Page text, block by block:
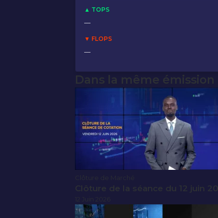
▲ TOPS
—
▼ FLOPS
—
Dans la même émission
Clôture de la séance du 12 juin